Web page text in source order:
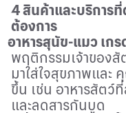
4 สินค้าและบริการ
ต้องการ
อาหารสุนัข-แมว เก
พฤติกรรมเจ้าของ
มาใส่ใจสุขภาพและ
ขึ้น เช่น อาหารสัตว์
และลดสารกันบูด